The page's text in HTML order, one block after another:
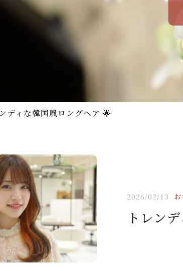
ディな韓国風ロングヘア 🌟
2026/02/13
トレン